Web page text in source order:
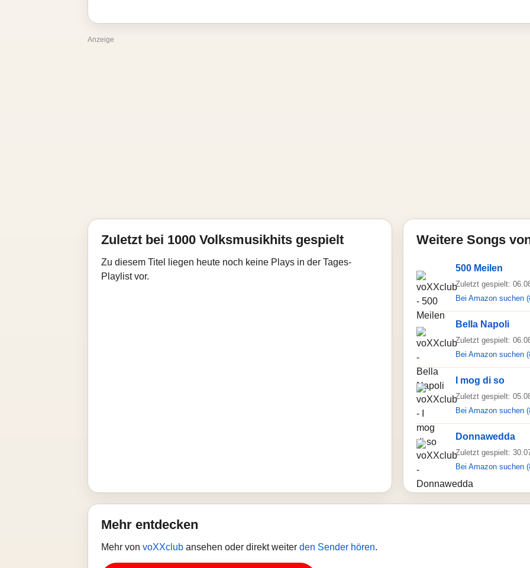
Anzeige
Zuletzt bei 1000 Volksmusikhits gespielt
Zu diesem Titel liegen heute noch keine Plays in der Tages-
Playlist vor.
Weitere Songs
500 Meilen
Zuletzt gespielt:
Bei Amazon suchen
Bella Napoli
Zuletzt gespielt:
Bei Amazon suchen
I mog di so
Zuletzt gespielt:
Bei Amazon suchen
Donnawedda
Zuletzt gespielt:
Bei Amazon suchen
Mehr entdecken
Mehr von voXXclub ansehen oder direkt weiter den Sender hören.